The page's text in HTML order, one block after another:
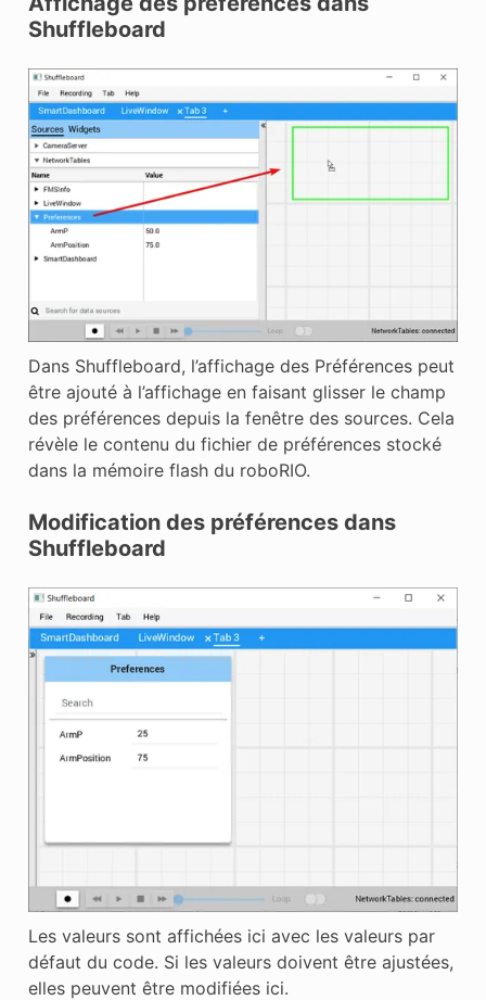
Shuffleboard
Dans Shuffleboard, l’affichage des Préférences peut
être ajouté à l’affichage en faisant glisser le champ
des préférences depuis la fenêtre des sources. Cela
révèle le contenu du fichier de préférences stocké
dans la mémoire flash du roboRIO.
Modification des préférences dans
Shuffleboard
Les valeurs sont affichées ici avec les valeurs par
défaut du code. Si les valeurs doivent être ajustées,
elles peuvent être modifiées ici.